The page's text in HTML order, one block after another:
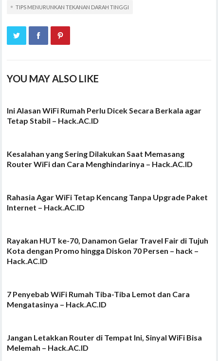
TIPS MENURUNKAN TEKANAN DARAH TINGGI
YOU MAY ALSO LIKE
Ini Alasan WiFi Rumah Perlu Dicek Secara Berkala agar
Tetap Stabil – Hack.AC.ID
Kesalahan yang Sering Dilakukan Saat Memasang
Router WiFi dan Cara Menghindarinya – Hack.AC.ID
Rahasia Agar WiFi Tetap Kencang Tanpa Upgrade Paket
Internet – Hack.AC.ID
Rayakan HUT ke-70, Danamon Gelar Travel Fair di Tujuh
Kota dengan Promo hingga Diskon 70 Persen – hack –
Hack.AC.ID
7 Penyebab WiFi Rumah Tiba-Tiba Lemot dan Cara
Mengatasinya – Hack.AC.ID
Jangan Letakkan Router di Tempat Ini, Sinyal WiFi Bisa
Melemah – Hack.AC.ID